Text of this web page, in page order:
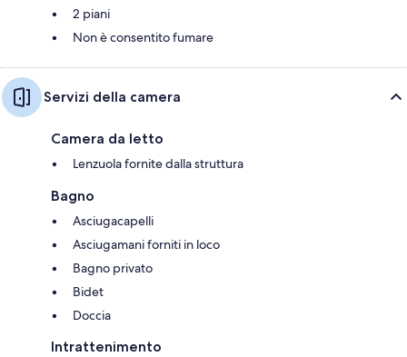
2 piani
Non è consentito fumare
Servizi della camera
Camera da letto
Lenzuola fornite dalla struttura
Bagno
Asciugacapelli
Asciugamani forniti in loco
Bagno privato
Bidet
Doccia
Intrattenimento